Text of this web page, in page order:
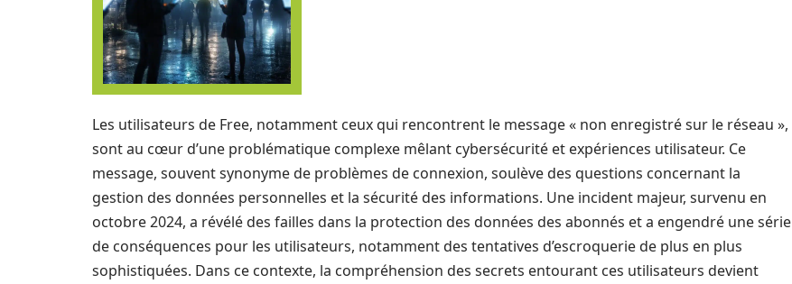
Les utilisateurs de Free, notamment ceux qui rencontrent le message « non enregistré sur le réseau »,
sont au cœur d’une problématique complexe mêlant cybersécurité et expériences utilisateur. Ce
message, souvent synonyme de problèmes de connexion, soulève des questions concernant la
gestion des données personnelles et la sécurité des informations. Une incident majeur, survenu en
octobre 2024, a révélé des failles dans la protection des données des abonnés et a engendré une série
de conséquences pour les utilisateurs, notamment des tentatives d’escroquerie de plus en plus
sophistiquées. Dans ce contexte, la compréhension des secrets entourant ces utilisateurs devient